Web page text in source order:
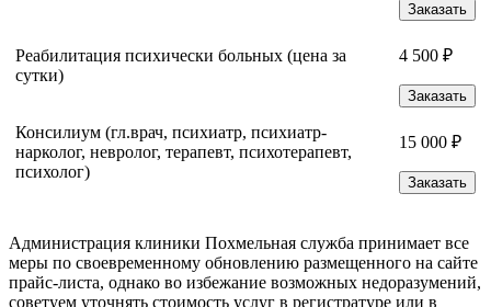
Заказать
Реабилитация психически больных (цена за
сутки)
4 500 ₽
Заказать
Консилиум (гл.врач, психиатр, психиатр-
нарколог, невролог, терапевт, психотерапевт,
психолог)
15 000 ₽
Заказать
Администрация клиники Похмельная служба принимает все
меры по своевременному обновлению размещенного на сайте
прайс-листа, однако во избежание возможных недоразумений,
советуем уточнять стоимость услуг в регистратуре или в